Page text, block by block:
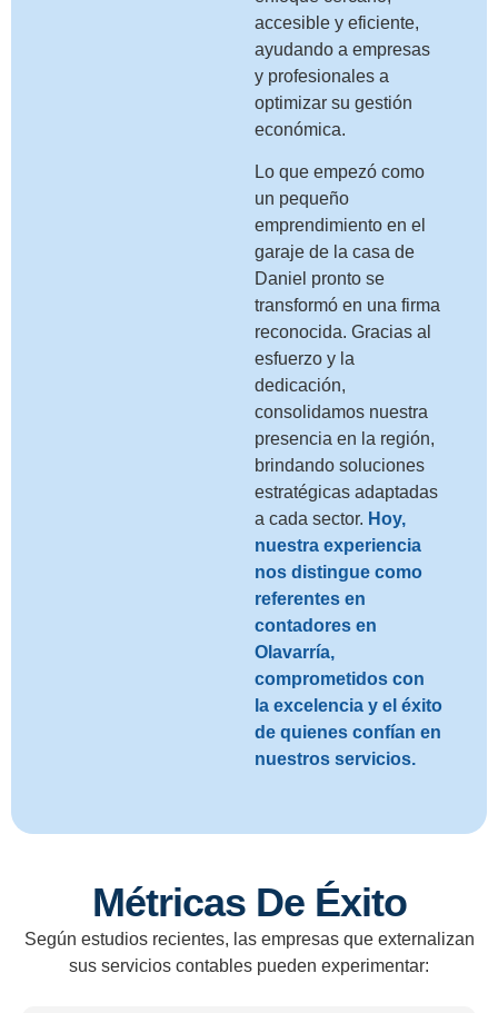
accesible y eficiente,
ayudando a empresas
y profesionales a
optimizar su gestión
económica.
Lo que empezó como
un pequeño
emprendimiento en el
garaje de la casa de
Daniel pronto se
transformó en una firma
reconocida. Gracias al
esfuerzo y la
dedicación,
consolidamos nuestra
presencia en la región,
brindando soluciones
estratégicas adaptadas
a cada sector. Hoy,
nuestra experiencia
nos distingue como
referentes en
contadores en
Olavarría,
comprometidos con
la excelencia y el éxito
de quienes confían en
nuestros servicios.
Métricas De Éxito
Según estudios recientes, las empresas que externalizan
sus servicios contables pueden experimentar: